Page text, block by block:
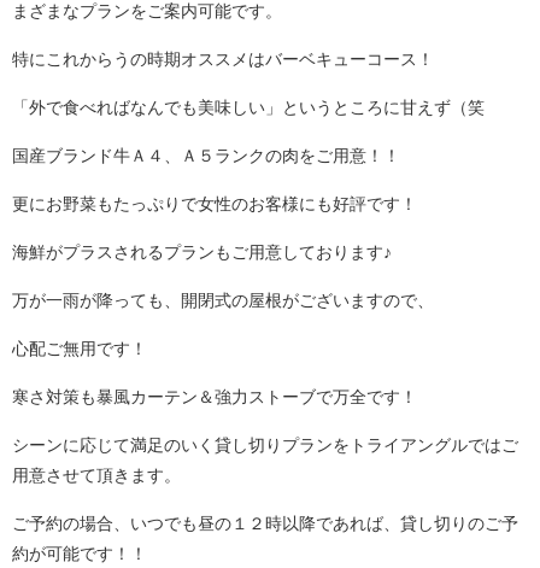
まざまなプランをご案内可能です。
特にこれからうの時期オススメはバーベキューコース！
「外で食べればなんでも美味しい」というところに甘えず（笑
国産ブランド牛Ａ４、Ａ５ランクの肉をご用意！！
更にお野菜もたっぷりで女性のお客様にも好評です！
海鮮がプラスされるプランもご用意しております♪
万が一雨が降っても、開閉式の屋根がございますので、
心配ご無用です！
寒さ対策も暴風カーテン＆強力ストーブで万全です！
シーンに応じて満足のいく貸し切りプランをトライアングルではご
用意させて頂きます。
ご予約の場合、いつでも昼の１２時以降であれば、貸し切りのご予
約が可能です！！